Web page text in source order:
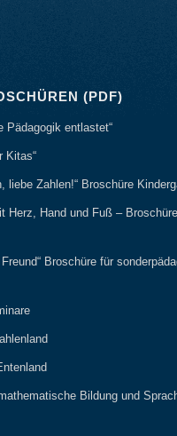
(PDF)
Pädagogik entlastet“
Kitas“
liebe Zahlen!“ Broschüre
Herz, Hand und Fuß – Broschüre
Broschüre für
Bildung und